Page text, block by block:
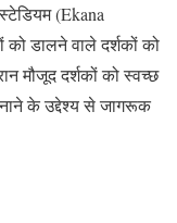
(Ekana
को डालने वाले दर्शकों को
मौजूद दर्शकों को स्वच्छ
के उद्देश्य से जागरूक